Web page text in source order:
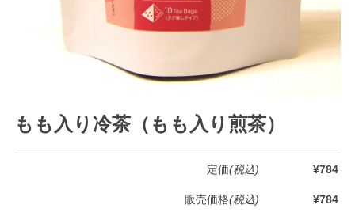
もも入り冷茶（もも入り煎茶）
定価(税込) ¥784
販売価格(税込) ¥784